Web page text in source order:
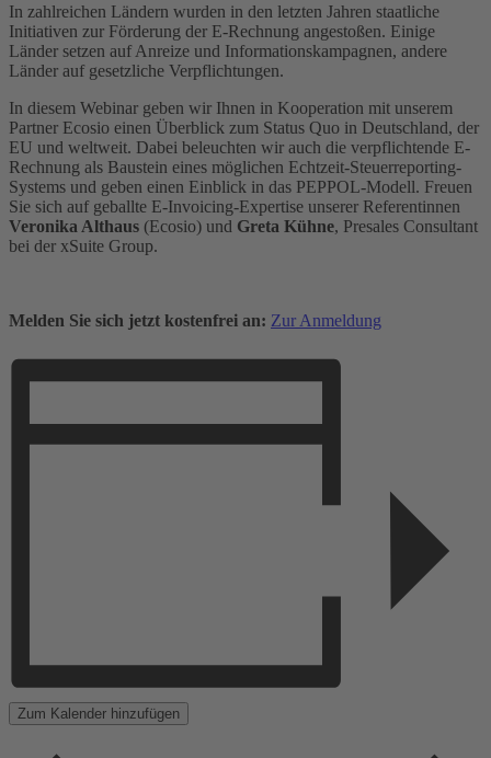
In zahlreichen Ländern wurden in den letzten Jahren staatliche
Initiativen zur Förderung der E-Rechnung angestoßen. Einige
Länder setzen auf Anreize und Informationskampagnen, andere
Länder auf gesetzliche Verpflichtungen.
In diesem Webinar geben wir Ihnen in Kooperation mit unserem
Partner Ecosio einen Überblick zum Status Quo in Deutschland, der
EU und weltweit. Dabei beleuchten wir auch die verpflichtende E-
Rechnung als Baustein eines möglichen Echtzeit-Steuerreporting-
Systems und geben einen Einblick in das PEPPOL-Modell. Freuen
Sie sich auf geballte E-Invoicing-Expertise unserer Referentinnen
Veronika Althaus (Ecosio) und Greta Kühne, Presales Consultant
bei der xSuite Group.
Melden Sie sich jetzt kostenfrei an: Zur Anmeldung
Zum Kalender hinzufügen